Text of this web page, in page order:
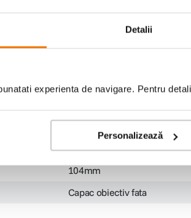
Detalii
experienta de navigare. Pentru
Personalizează
SLR
Carl Zeiss - capac fata 104mm
SLR
Preț anterior:379 lei
104mm
Capac obiectiv fata